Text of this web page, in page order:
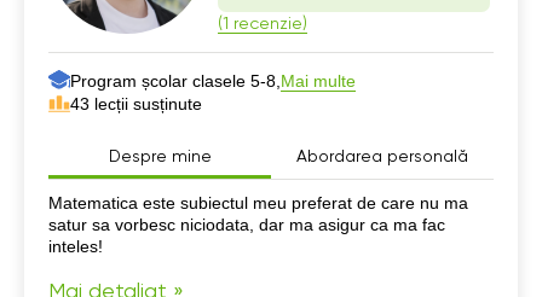
(1 recenzie)
Program școlar clasele 5-8, Mai multe
43 lecții susținute
Despre mine Abordarea personală
Despre mine
Matematica este subiectul meu preferat de care nu ma
satur sa vorbesc niciodata, dar ma asigur ca ma fac
inteles!
Mai detaliat »